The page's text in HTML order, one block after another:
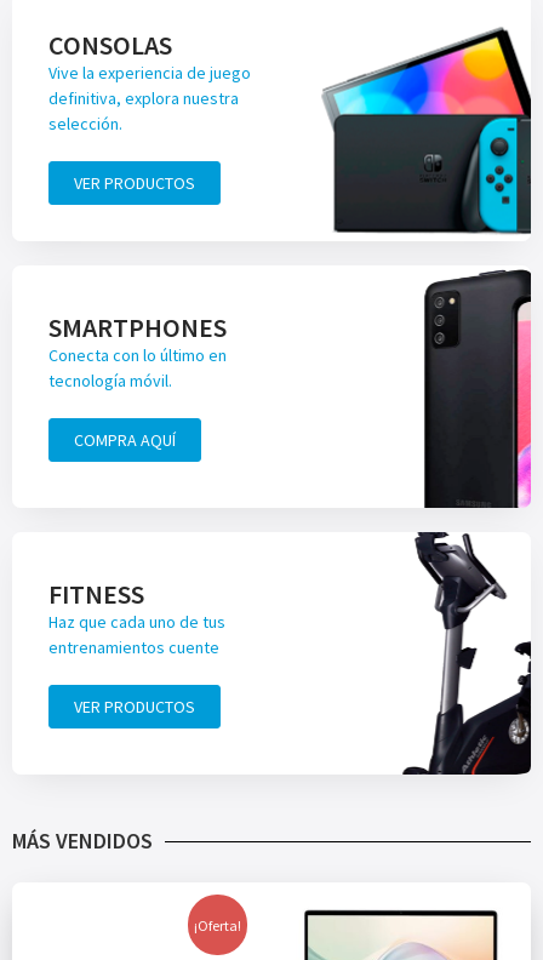
CONSOLAS
Vive la experiencia de juego
definitiva, explora nuestra
selección.
VER PRODUCTOS
SMARTPHONES
Conecta con lo último en
tecnología móvil.
COMPRA AQUÍ
FITNESS
Haz que cada uno de tus
entrenamientos cuente
VER PRODUCTOS
MÁS VENDIDOS
¡Oferta!